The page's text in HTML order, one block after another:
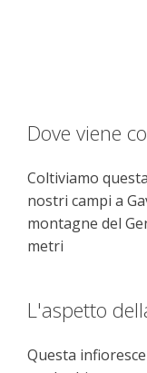
Dove viene
Coltiviamo
nostri campi a
montagne del
metri
L'aspetto
Questa